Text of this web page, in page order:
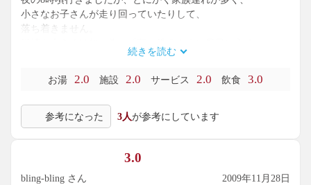
小さなお子さんが走り回っていたりして、
落ち着きません。
という表現がピッタリでした。。。
家族連れには、きっと楽しめる場所でしょう。
続きを読む
お湯 2.0 施設 2.0 サービス 2.0 飲食 3.0
参考になった 3人が参考にしています
3.0
bling-bling さん 2009年11月28日